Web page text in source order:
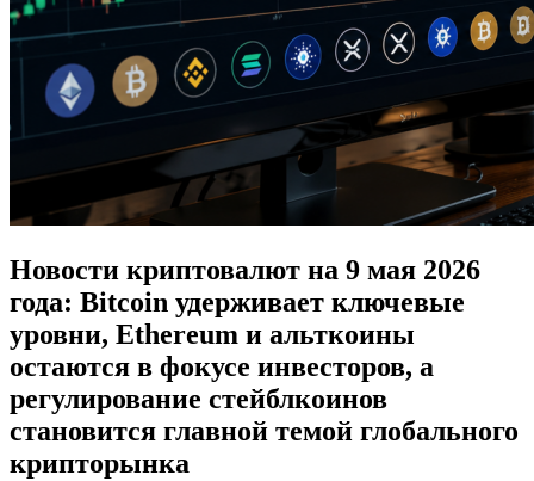
Новости криптовалют на 9 мая 2026
года: Bitcoin удерживает ключевые
уровни, Ethereum и альткоины
остаются в фокусе инвесторов, а
регулирование стейблкоинов
становится главной темой глобального
крипторынка